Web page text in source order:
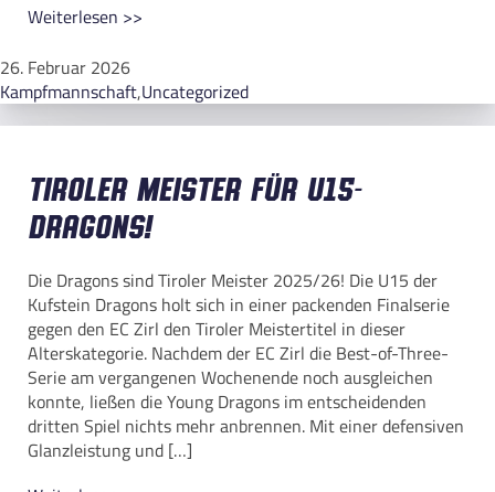
Weiterlesen >>
26. Februar 2026
Kampfmannschaft,Uncategorized
Tiroler Meister für U15-
Dragons!
Die Dragons sind Tiroler Meister 2025/26! Die U15 der
Kufstein Dragons holt sich in einer packenden Finalserie
gegen den EC Zirl den Tiroler Meistertitel in dieser
Alterskategorie. Nachdem der EC Zirl die Best-of-Three-
Serie am vergangenen Wochenende noch ausgleichen
konnte, ließen die Young Dragons im entscheidenden
dritten Spiel nichts mehr anbrennen. Mit einer defensiven
Glanzleistung und […]